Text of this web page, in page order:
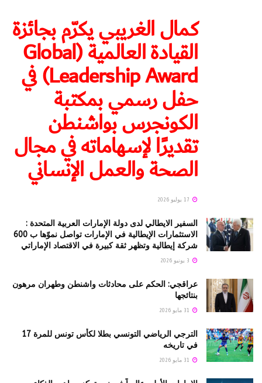
كمال الغريبي يكرّم بجائزة
القيادة العالمية (Global
Leadership Award) في
حفل رسمي بمكتبة
الكونجرس بواشنطن
تقديرًا لإسهاماته في مجال
الصحة والعمل الإنساني
السفير الايطالي لدى دولة الإمارات العربية المتحدة :
الاستثمارات الإيطالية في الإمارات تواصل نموّها ب 600
شركة إيطالية وتظهر ثقة كبيرة في الاقتصاد الإماراتي
عراقجي: الحكم على محادثات واشنطن وطهران مرهون
بنتائجها
الترجي الرياضي التونسي بطلا لكأس تونس للمرة 17
في تاريخه